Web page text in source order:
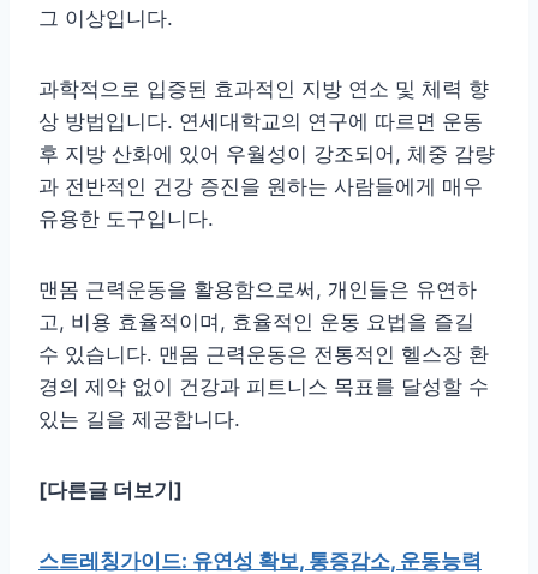
그 이상입니다.
과학적으로 입증된 효과적인 지방 연소 및 체력 향
상 방법입니다. 연세대학교의 연구에 따르면 운동
후 지방 산화에 있어 우월성이 강조되어, 체중 감량
과 전반적인 건강 증진을 원하는 사람들에게 매우
유용한 도구입니다.
맨몸 근력운동을 활용함으로써, 개인들은 유연하
고, 비용 효율적이며, 효율적인 운동 요법을 즐길
수 있습니다. 맨몸 근력운동은 전통적인 헬스장 환
경의 제약 없이 건강과 피트니스 목표를 달성할 수
있는 길을 제공합니다.
[다른글 더보기]
스트레칭가이드: 유연성 확보, 통증감소, 운동능력